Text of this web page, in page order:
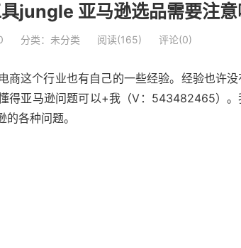
jungle 亚马逊选品需要注
分类：未分类 阅读(165) 评论(0)
商这个行业也有自己的一些经验。经验也许
得亚马逊问题可以+我（V：543482465）
各种问题。